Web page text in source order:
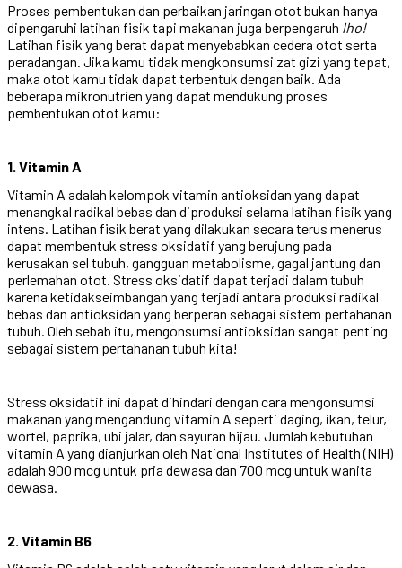
Proses pembentukan dan perbaikan jaringan otot bukan hanya
dipengaruhi latihan fisik tapi makanan juga berpengaruh lho!
Latihan fisik yang berat dapat menyebabkan cedera otot serta
peradangan. Jika kamu tidak mengkonsumsi zat gizi yang tepat,
maka otot kamu tidak dapat terbentuk dengan baik. Ada
beberapa mikronutrien yang dapat mendukung proses
pembentukan otot kamu:
1. Vitamin A
Vitamin A adalah kelompok vitamin antioksidan yang dapat
menangkal radikal bebas dan diproduksi selama latihan fisik yang
intens. Latihan fisik berat yang dilakukan secara terus menerus
dapat membentuk stress oksidatif yang berujung pada
kerusakan sel tubuh, gangguan metabolisme, gagal jantung dan
perlemahan otot. Stress oksidatif dapat terjadi dalam tubuh
karena ketidakseimbangan yang terjadi antara produksi radikal
bebas dan antioksidan yang berperan sebagai sistem pertahanan
tubuh. Oleh sebab itu, mengonsumsi antioksidan sangat penting
sebagai sistem pertahanan tubuh kita!
Stress oksidatif ini dapat dihindari dengan cara mengonsumsi
makanan yang mengandung vitamin A seperti daging, ikan, telur,
wortel, paprika, ubi jalar, dan sayuran hijau. Jumlah kebutuhan
vitamin A yang dianjurkan oleh National Institutes of Health (NIH)
adalah 900 mcg untuk pria dewasa dan 700 mcg untuk wanita
dewasa.
2. Vitamin B6